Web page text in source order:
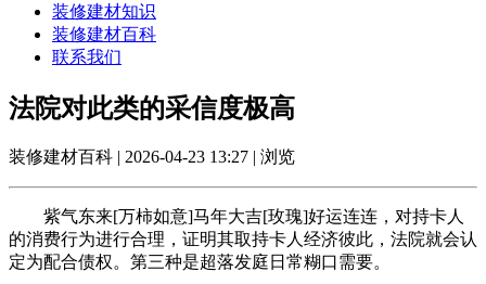
装修建材知识
装修建材百科
联系我们
法院对此类的采信度极高
装修建材百科 | 2026-04-23 13:27 | 浏览
紫气东来[万柿如意]马年大吉[玫瑰]好运连连，对持卡人
的消费行为进行合理，证明其取持卡人经济彼此，法院就会认
定为配合债权。第三种是超落发庭日常糊口需要。